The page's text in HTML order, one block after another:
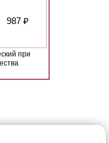
987 ₽
при